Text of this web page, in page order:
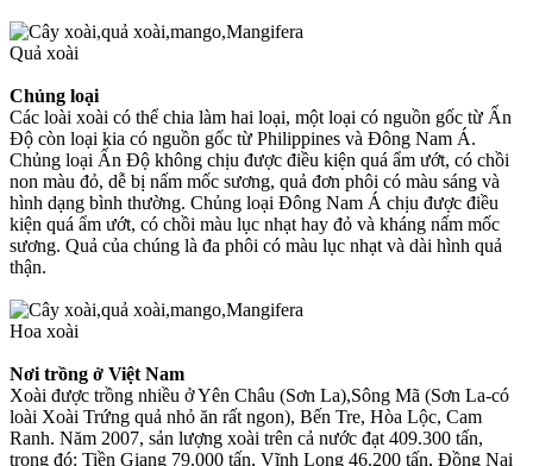
Quả xoài
Chủng loại
Các loài xoài có thể chia làm hai loại, một loại có nguồn gốc từ Ấn
Độ còn loại kia có nguồn gốc từ Philippines và Đông Nam Á.
Chủng loại Ấn Độ không chịu được điều kiện quá ẩm ướt, có chồi
non màu đỏ, dễ bị nấm mốc sương, quả đơn phôi có màu sáng và
hình dạng bình thường. Chủng loại Đông Nam Á chịu được điều
kiện quá ẩm ướt, có chồi màu lục nhạt hay đỏ và kháng nấm mốc
sương. Quả của chúng là đa phôi có màu lục nhạt và dài hình quả
thận.
Hoa xoài
Nơi trồng ở Việt Nam
Xoài được trồng nhiều ở Yên Châu (Sơn La),Sông Mã (Sơn La-có
loài Xoài Trứng quả nhỏ ăn rất ngon), Bến Tre, Hòa Lộc, Cam
Ranh. Năm 2007, sản lượng xoài trên cả nước đạt 409.300 tấn,
trong đó: Tiền Giang 79.000 tấn, Vĩnh Long 46.200 tấn, Đồng Nai